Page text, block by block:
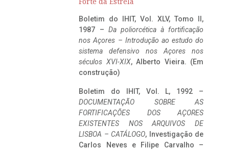
Boletim do IHIT, Vol. XLV, Tomo II,
1987 – Da poliorcética à fortificação
nos Açores – Introdução ao estudo do
sistema defensivo nos Açores nos
séculos XVI-XIX, Alberto Vieira. (Em
construção)
Boletim do IHIT, Vol. L, 1992 –
DOCUMENTAÇÃO SOBRE AS
FORTIFICAÇÕES DOS AÇORES
EXISTENTES NOS ARQUIVOS DE
LISBOA – CATÁLOGO, Investigação de
Carlos Neves e Filipe Carvalho –